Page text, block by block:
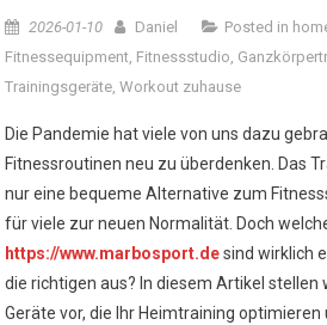
2026-01-10 Daniel Posted in
Fitnessequipment, Fitnessstudio,
Trainingsgeräte,Workout zuhause
Die Pandemie hat viele von uns dazu
Fitnessroutinen neu zu überdenken. Das
nur eine bequeme Alternative zum
für viele zur neuen Normalität. Doch
https://www.marbosport.desind wirklich
die richtigen aus? In diesem Artikel stellen
Geräte vor, die Ihr Heimtraining optimieren